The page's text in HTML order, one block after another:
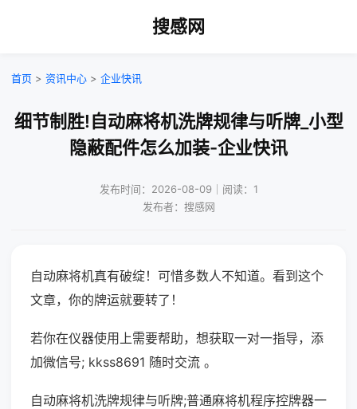
搜感网
首页 > 资讯中心 > 企业快讯
细节制胜!自动麻将机洗牌规律与听牌_小型
隐蔽配件怎么加装-企业快讯
发布时间：2026-08-09｜阅读：1
发布者：搜感网
自动麻将机真有破绽！可惜多数人不知道。看到这个
文章，你的牌运就要转了！
若你在仪器使用上需要帮助，想获取一对一指导，添
加微信号; kkss8691 随时交流 。
自动麻将机洗牌规律与听牌;普通麻将机程序控牌器一